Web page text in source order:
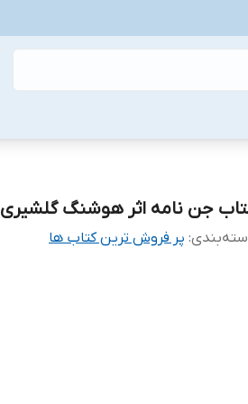
جن نامه اثر هوشنگ گلشیری
: پر فروش ترین کتاب ها